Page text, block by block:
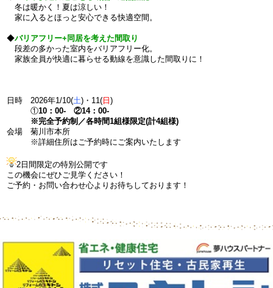
冬は暖かく！夏は涼しい！
家に入るとほっと安心できる快適空間。
◆バリアフリー+同居を考えた間取り
段差の多かった室内をバリアフリー化。
家族全員が快適に暮らせる動線を意識した間取りに！
日時 2026年1/10(土)・11(日)
①10：00- ②14：00-
※完全予約制／各時間1組様限定(計4組様)
会場 菊川市本所
※詳細住所はご予約時にご案内いたします
2日間限定の特別公開です
この機会にぜひご見学ください！
ご予約・お問い合わせ心よりお待ちしております！